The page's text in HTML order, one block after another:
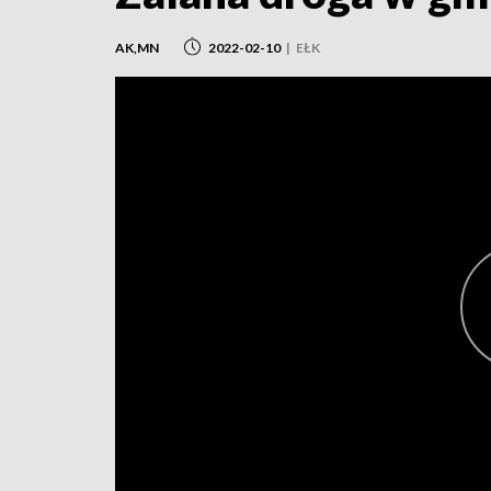
AK,MN 2022-02-10 | EŁK